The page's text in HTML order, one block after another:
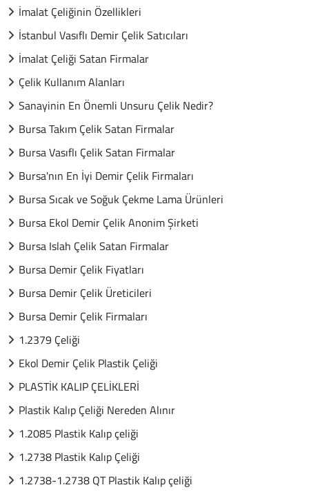
İmalat Çeliğinin Özellikleri
İstanbul Vasıflı Demir Çelik Satıcıları
İmalat Çeliği Satan Firmalar
Çelik Kullanım Alanları
Sanayinin En Önemli Unsuru Çelik Nedir?
Bursa Takım Çelik Satan Firmalar
Bursa Vasıflı Çelik Satan Firmalar
Bursa'nın En İyi Demir Çelik Firmaları
Bursa Sıcak ve Soğuk Çekme Lama Ürünleri
Bursa Ekol Demir Çelik Anonim Şirketi
Bursa Islah Çelik Satan Firmalar
Bursa Demir Çelik Fiyatları
Bursa Demir Çelik Üreticileri
Bursa Demir Çelik Firmaları
1.2379 Çeliği
Ekol Demir Çelik Plastik Çeliği
PLASTİK KALIP ÇELİKLERİ
Plastik Kalıp Çeliği Nereden Alınır
1.2085 Plastik Kalıp çeliği
1.2738 Plastik Kalıp Çeliği
1.2738-1.2738 QT Plastik Kalıp çeliği